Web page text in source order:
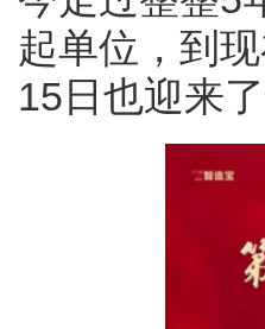
起单位，到
15日也迎来